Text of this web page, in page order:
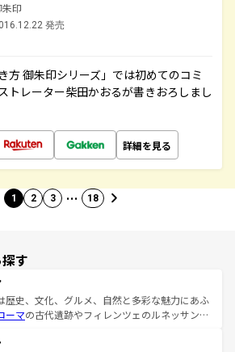
印
発売
方 御朱印シリーズ」では初めてのコミ
トレーター柴田かおるが書きおろしまし
詳細を見る
1 2 3 … 18
す
歴史、文化、グルメ、自然と多彩な魅力にあふ
ーマの古代遺跡やフィレンツェのルネッサンス
カーナの美しい田園風景やアマルフィ海岸の絶